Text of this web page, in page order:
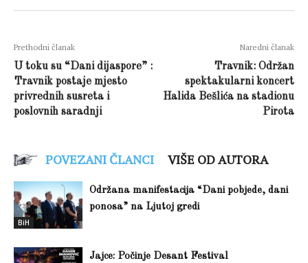
Prethodni članak
U toku su “Dani dijaspore” :
Travnik postaje mjesto
privrednih susreta i
poslovnih saradnji
Naredni članak
Travnik: Održan
spektakularni koncert
Halida Bešlića na stadionu
Pirota
POVEZANI ČLANCI VIŠE OD AUTORA
BiH
Održana manifestacija “Dani pobjede, dani
ponosa” na Ljutoj gredi
Jajce: Počinje Desant Festival